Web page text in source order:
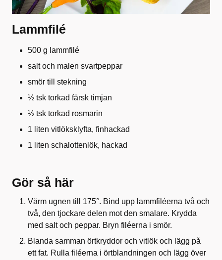
Lammfilé
500 g lammfilé
salt och malen svartpeppar
smör till stekning
½ tsk torkad färsk timjan
½ tsk torkad rosmarin
1 liten vitlöksklyfta, finhackad
1 liten schalottenlök, hackad
Gör så här
Värm ugnen till 175°. Bind upp lammfiléerna två och
två, den tjockare delen mot den smalare. Krydda
med salt och peppar. Bryn filéerna i smör.
Blanda samman örtkryddor och vitlök och lägg på
ett fat. Rulla filéerna i örtblandningen och lägg över